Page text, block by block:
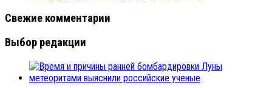
Свежие комментарии
Выбор редакции